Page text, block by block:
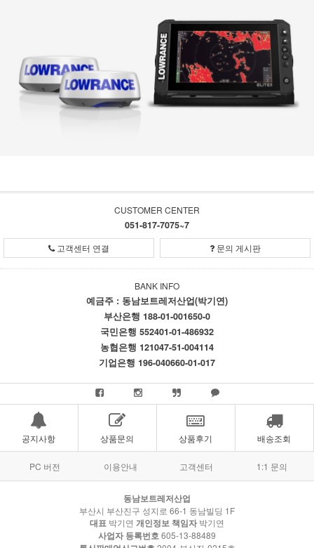
CUSTOMER CENTER
051-817-7075~7
고객센터 연결 문의 게시판
BANK INFO
예금주 : 동남보트레저산업(박기연)
부산은행 188-01-001650-0
국민은행 552401-01-486932
농협은행 121047-51-004114
기업은행 196-040660-01-017
공지사항 상품문의 상품후기 배송조회
PC 버전 이용안내 고객센터 1:1 문의
동남보트레저산업
부산시 부산진구 성지로 66-1 동남빌딩 1F
대표 박기연 개인정보 책임자 박기연
사업자 등록번호 605-13-88489